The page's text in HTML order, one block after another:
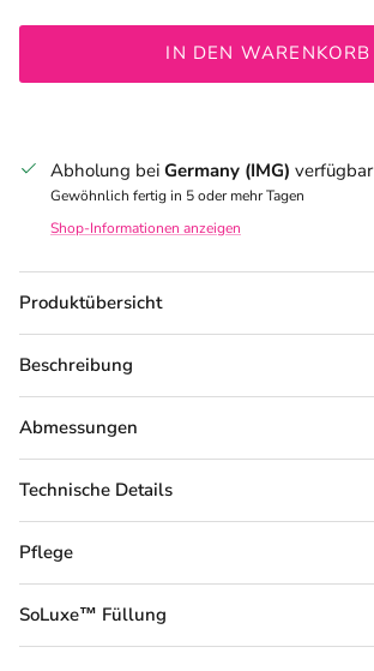
IN DEN WARENKORB
Abholung bei Germany (IMG) verfügbar
Gewöhnlich fertig in 5 oder mehr Tagen
Shop-Informationen anzeigen
Produktübersicht
Beschreibung
Abmessungen
Technische Details
Pflege
SoLuxe™ Füllung